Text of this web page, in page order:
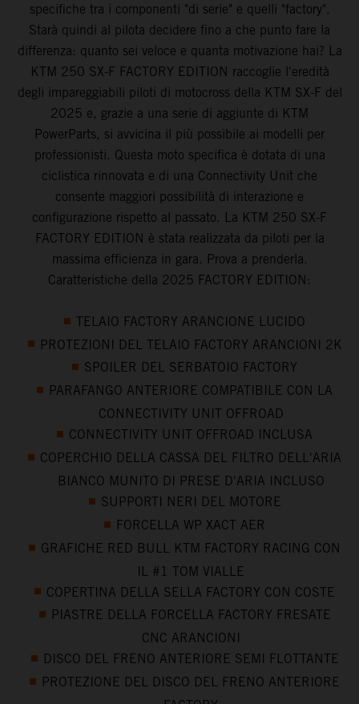
specifiche tra i componenti "di serie" e quelli "factory".
Starà quindi al pilota decidere fino a che punto fare la
differenza: quanto sei veloce e quanta motivazione hai? La
KTM 250 SX-F FACTORY EDITION raccoglie l'eredità
degli impareggiabili piloti di motocross della KTM SX-F del
2025 e, grazie a una serie di aggiunte di KTM
PowerParts, si avvicina il più possibile ai modelli per
professionisti. Questa moto specifica è dotata di una
ciclistica rinnovata e di una Connectivity Unit che
consente maggiori possibilità di interazione e
configurazione rispetto al passato. La KTM 250 SX-F
FACTORY EDITION è stata realizzata da piloti per la
massima efficienza in gara. Prova a prenderla.
Caratteristiche della 2025 FACTORY EDITION:
TELAIO FACTORY ARANCIONE LUCIDO
PROTEZIONI DEL TELAIO FACTORY ARANCIONI 2K
SPOILER DEL SERBATOIO FACTORY
PARAFANGO ANTERIORE COMPATIBILE CON LA
CONNECTIVITY UNIT OFFROAD
CONNECTIVITY UNIT OFFROAD INCLUSA
COPERCHIO DELLA CASSA DEL FILTRO DELL'ARIA
BIANCO MUNITO DI PRESE D'ARIA INCLUSO
SUPPORTI NERI DEL MOTORE
FORCELLA WP XACT AER
GRAFICHE RED BULL KTM FACTORY RACING CON
IL #1 TOM VIALLE
COPERTINA DELLA SELLA FACTORY CON COSTE
PIASTRE DELLA FORCELLA FACTORY FRESATE
CNC ARANCIONI
DISCO DEL FRENO ANTERIORE SEMI FLOTTANTE
PROTEZIONE DEL DISCO DEL FRENO ANTERIORE